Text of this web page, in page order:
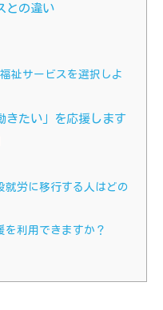
との違い
祉サービスを選択しよ
きたい」を応援します
労に移行する人はどの
利用できますか？